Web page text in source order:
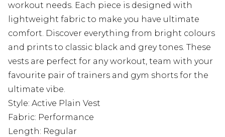
workout needs. Each piece is designed with
lightweight fabric to make you have ultimate
comfort. Discover everything from bright colours
and prints to classic black and grey tones. These
vests are perfect for any workout, team with your
favourite pair of trainers and gym shorts for the
ultimate vibe.
Style: Active Plain Vest
Fabric: Performance
Length: Regular